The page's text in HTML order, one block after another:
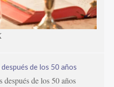
de los 50 años